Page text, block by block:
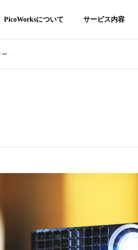
PicoWorksについて サービス内容
ー